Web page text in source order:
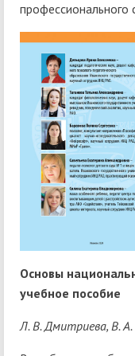
профессионального
Основы
учебное пособие
Л. В. Дмитриева, В. А.